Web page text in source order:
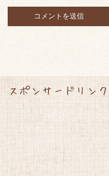
スポンサードリンク